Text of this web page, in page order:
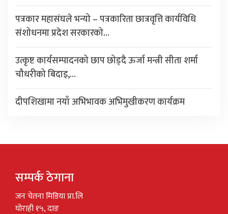
पत्रकार महासंघले भन्यो – पत्रकारिता छात्रवृत्ति कार्यविधि
संशोधनमा प्रदेश सरकारको…
उत्कृष्ट कार्यसम्पादनको छाप छोड्दै ऊर्जा मन्त्री सीता शर्मा
चौधरीको बिदाइ,…
दीपशिखामा नयाँ अभिभावक अभिमुखीकरण कार्यक्रम
सम्पर्क ठेगाना
जन चेतना मिडिया प्रा.लि
घोराही १५, दाङ